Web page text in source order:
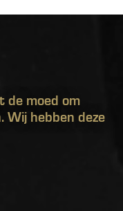
de moed om
Wij hebben deze